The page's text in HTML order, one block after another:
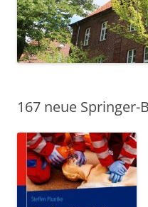
167 neue Springer-